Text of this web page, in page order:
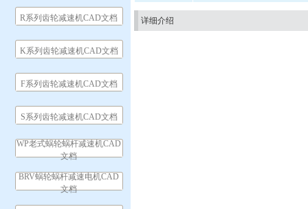
R系列齿轮减速机CAD文档
K系列齿轮减速机CAD文档
F系列齿轮减速机CAD文档
S系列齿轮减速机CAD文档
WP老式蜗轮蜗杆减速机CAD
文档
BRV蜗轮蜗杆减速电机CAD
文档
详细介绍